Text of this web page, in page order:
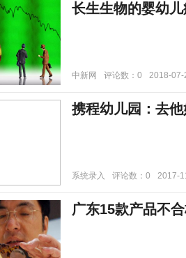
长生生物的婴幼
中新网 评论数：0 2018-07-
携程幼儿园：去
系统录入 评论数：0 2017-
广东15款产品不